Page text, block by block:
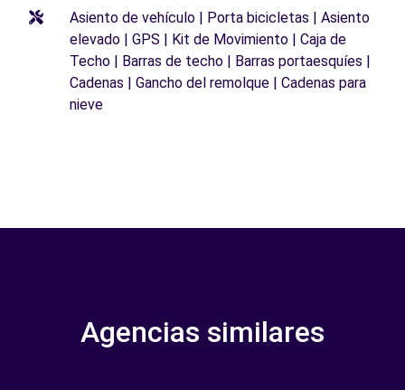
Asiento de vehículo | Porta bicicletas | Asiento
elevado | GPS | Kit de Movimiento | Caja de
Techo | Barras de techo | Barras portaesquíes |
Cadenas | Gancho del remolque | Cadenas para
nieve
Agencias similares